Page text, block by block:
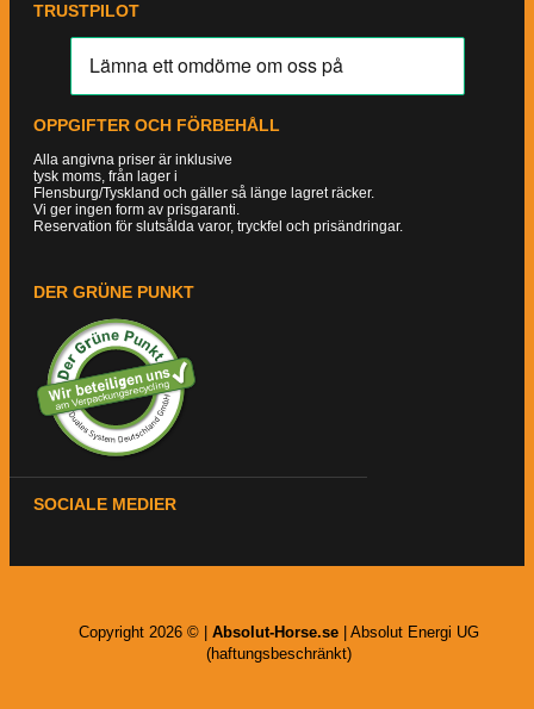
TRUSTPILOT
OPPGIFTER OCH FÖRBEHÅLL
Alla angivna priser är inklusive
tysk moms, från lager i
Flensburg/Tyskland och gäller så länge lagret räcker.
Vi ger ingen form av prisgaranti.
Reservation för slutsålda varor, tryckfel och prisändringar.
DER GRÜNE PUNKT
SOCIALE MEDIER
Copyright 2026 © | Absolut-Horse.se | Absolut Energi UG
(haftungsbeschränkt)